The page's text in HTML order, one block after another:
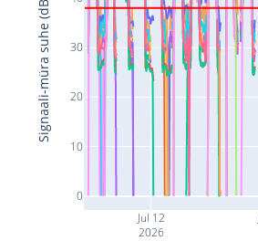
Jul 12
2026
0
10
20
30
Signaali-müra suhe (dB)